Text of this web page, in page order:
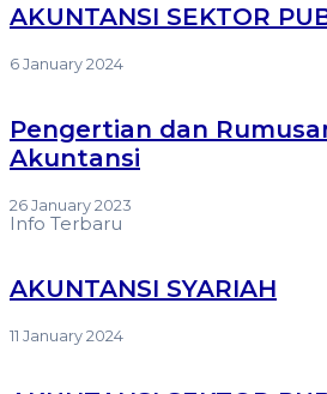
AKUNTANSI SEKTOR
6 January 2024
Pengertian dan
Akuntansi
26 January 2023
Info Terbaru
AKUNTANSI SYARIAH
11 January 2024